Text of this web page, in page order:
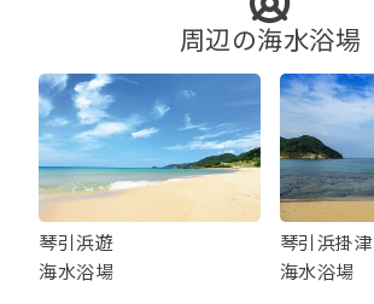
周辺の海水浴場
琴引浜遊
海水浴場
琴引浜掛津
海水浴場